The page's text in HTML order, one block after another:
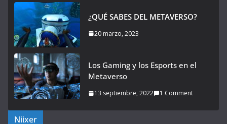
¿QUÉ SABES DEL METAVERSO?
20 marzo, 2023
Los Gaming y los Esports en el
Metaverso
13 septiembre, 2022 1 Comment
Niixer